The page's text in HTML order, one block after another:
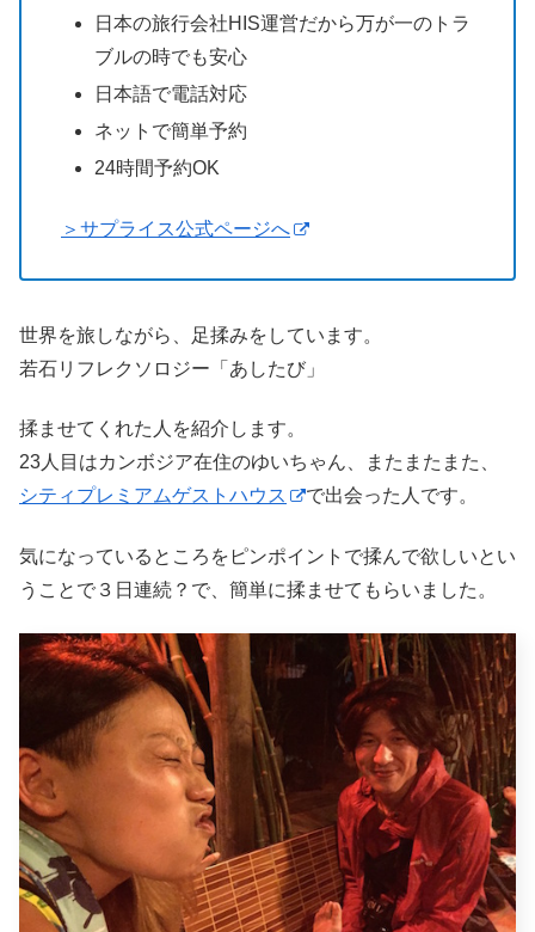
日本の旅行会社HIS運営だから万が一のトラ
ブルの時でも安心
日本語で電話対応
ネットで簡単予約
24時間予約OK
＞サプライス公式ページへ
世界を旅しながら、足揉みをしています。
若石リフレクソロジー「あしたび」
揉ませてくれた人を紹介します。
23人目はカンボジア在住のゆいちゃん、またまたまた、
シティプレミアムゲストハウス
で出会った人です。
気になっているところをピンポイントで揉んで欲しいとい
うことで３日連続？で、簡単に揉ませてもらいました。